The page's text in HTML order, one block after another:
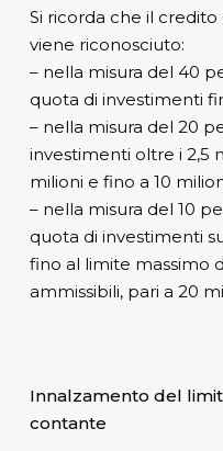
Si ricorda che il
viene riconosciuto:
– nella misura del 40
quota di investimenti
– nella misura del 20
investimenti oltre i 2,5
milioni e fino a 10
– nella misura del 10
quota di investimenti
fino al limite massimo
ammissibili, pari a 20
Innalzamento del
contante